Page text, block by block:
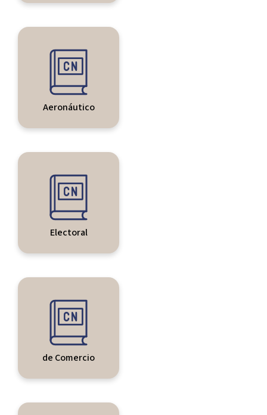
Aeronáutico
Electoral
de Comercio